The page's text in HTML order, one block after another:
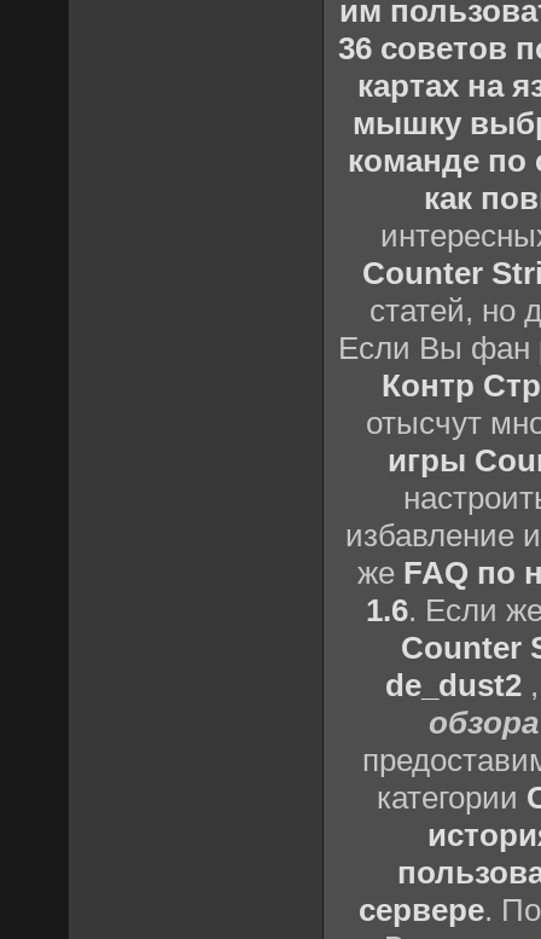
им
36 советов
картах на
мышку
команде по
как
Counter
статей, но
Если Вы фан
Контр
отысчут
игры
избавление
же FAQ по
1.6. Если
Counter
de_dust2
категории
сервере.